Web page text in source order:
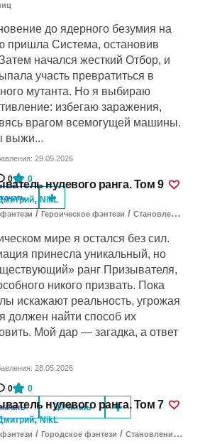
до ядерного безумия на
пришла Система, остановив
начался жесткий Отбор, и
участь превратиться в
мутанта. Но я выбираю
избегаю заражения,
врагом всемогущей машины.
выжи...
29.05.2026
0 0 нулевого ранга. Том 9
, NikL
/ Героическое фэнтези / Становление героя
мире я остался без сил.
принесла уникальный, но
ранг Призывателя,
никого призвать. Пока
искажают реальность, угрожая
должен найти способ их
Мой дар — загадка, а ответ
28.05.2026
0 0
Читать
нулевого ранга. Том 7
,NikL
/ Городское фэнтези / Становление героя